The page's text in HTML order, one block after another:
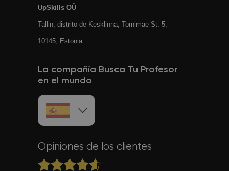
UpSkills OÜ
Tallin, distrito de Kesklinna, Tornimаe St. 5,
10145, Estonia
La compañía Busca Tu Profesor
en el mundo
Opiniones de los clientes